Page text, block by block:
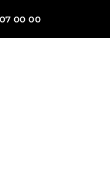
00 00